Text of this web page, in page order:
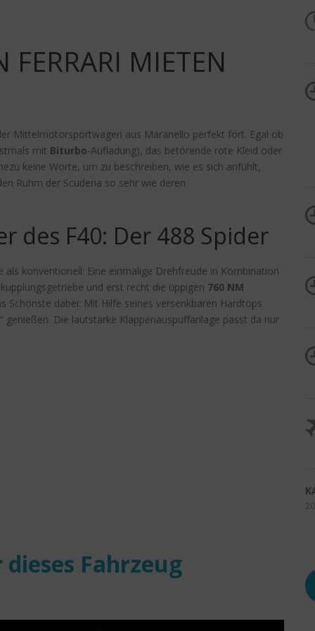
MIETEN
Mittelmotorsportwagen aus Maranello perfekt fort. Egal ob
mit Biturbo-Aufladung), das betörende rote Kleid oder
keine Worte, um zu beschreiben, wie es sich anfühlt,
Ruhm der Scuderia so sehr wie deren
des F40: Der 488 Spider
als konventionell: Eine einmalige Drehfreude in Kombination
und erst recht die üppigen 760 NM
Schönste dabei: Mit Hilfe seines versenkbaren Hardtops
genießen. Die lautstarke Klappenauspuffanlage passt da nur
Fahrzeug